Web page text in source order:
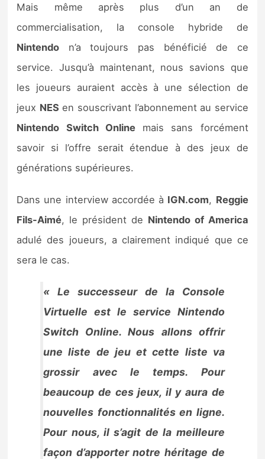
Previews
Précommandes
Précommandes jeux Switch 2
Sorties de jeux
Bons plans
Mais même après plus d’un an de
commercialisation, la console hybride de
Nintendo n’a toujours pas bénéficié de ce
service. Jusqu’à maintenant, nous savions que
les joueurs auraient accès à une sélection de
jeux NES en souscrivant l’abonnement au service
Nintendo Switch Onlinemais sans forcément
savoir si l’offre serait étendue à des jeux de
générations supérieures.
Dans une interview accordée à IGN.com, Reggie
Fils-Aimé, le président de Nintendo of America
adulé des joueurs, a clairement indiqué que ce
sera le cas.
« Le successeur de la Console
Virtuelle est le service Nintendo
Switch Online. Nous allons offrir
une liste de jeu et cette liste va
grossir avec le temps. Pour
beaucoup de ces jeux, il y aura de
nouvelles fonctionnalités en ligne.
Pour nous, il s’agit de la meilleure
façon d’apporter notre héritage de